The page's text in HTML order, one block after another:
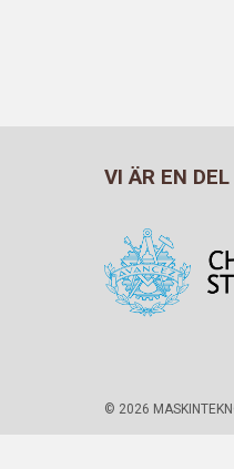
VI ÄR EN
© 2026